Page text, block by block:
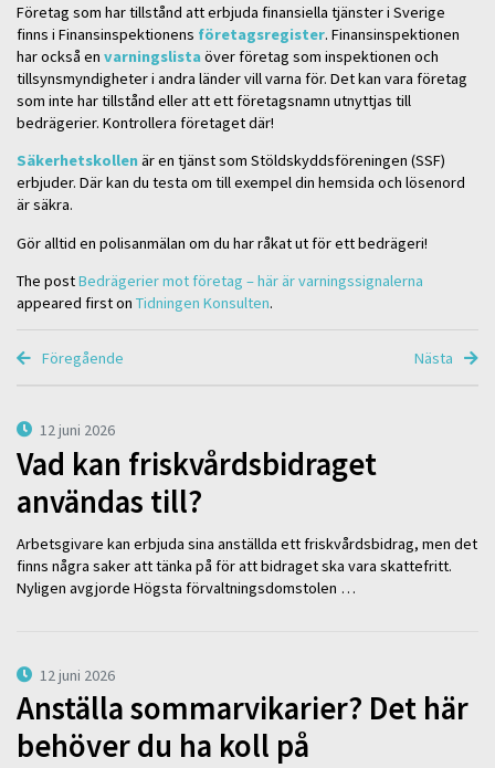
Företag som har tillstånd att erbjuda finansiella tjänster i Sverige
finns i Finansinspektionens företagsregister. Finansinspektionen
har också en varningslistaöver företag som inspektionen och
tillsynsmyndigheter i andra länder vill varna för. Det kan vara företag
som inte har tillstånd eller att ett företagsnamn utnyttjas till
bedrägerier. Kontrollera företaget där!
Säkerhetskollenär en tjänst som Stöldskyddsföreningen (SSF)
erbjuder. Där kan du testa om till exempel din hemsida och lösenord
är säkra.
Gör alltid en polisanmälan om du har råkat ut för ett bedrägeri!
The postBedrägerier mot företag – här är varningssignalerna
appeared first on Tidningen Konsulten.
Föregående Nästa
12 juni 2026
Vad kan friskvårdsbidraget
användas till?
Arbetsgivare kan erbjuda sina anställda ett friskvårdsbidrag, men det
finns några saker att tänka på för att bidraget ska vara skattefritt.
Nyligen avgjorde Högsta förvaltningsdomstolen …
12 juni 2026
Anställa sommarvikarier? Det här
behöver du ha koll på